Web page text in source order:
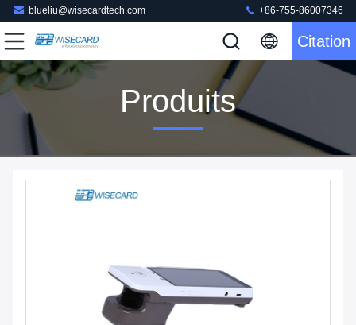
blueliu@wisecardtech.com +86-755-86007346
Citation
Produits